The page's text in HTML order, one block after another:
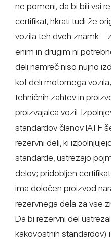
ne pomeni, da bi bili vsi
certifikat, hkrati tudi že
vozila teh dveh znamk –
enim in drugim ni
deli namreč niso nujno
kot deli motornega
tehničnih zahtev in
proizvajalca vozil.
standardov članov IATF
rezervni deli, ki
standarde, ustrezajo
delov; pridobljen
ima določen proizvod
rezervnega dela za vse
Da bi rezervni del
kakovostnih standardov)